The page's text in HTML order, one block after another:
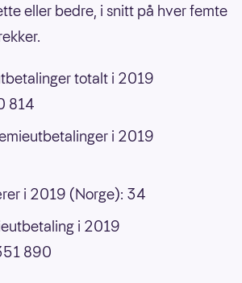
eller bedre, i snitt på hver femte
totalt i 2019
814
i 2019
i 2019 (Norge): 34
i 2019
890